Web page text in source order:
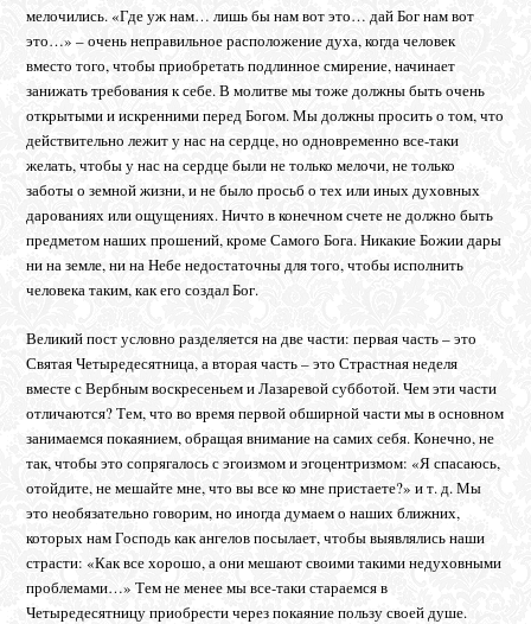
мелочились. «Где уж нам… лишь бы нам вот это… дай Бог нам вот
это…» – очень неправильное расположение духа, когда человек
вместо того, чтобы приобретать подлинное смирение, начинает
занижать требования к себе. В молитве мы тоже должны быть очень
открытыми и искренними перед Богом. Мы должны просить о том, что
действительно лежит у нас на сердце, но одновременно все-таки
желать, чтобы у нас на сердце были не только мелочи, не только
заботы о земной жизни, и не было просьб о тех или иных духовных
дарованиях или ощущениях. Ничто в конечном счете не должно быть
предметом наших прошений, кроме Самого Бога. Никакие Божии дары
ни на земле, ни на Небе недостаточны для того, чтобы исполнить
человека таким, как его создал Бог.
Великий пост условно разделяется на две части: первая часть – это
Святая Четыредесятница, а вторая часть – это Страстная неделя
вместе с Вербным воскресеньем и Лазаревой субботой. Чем эти части
отличаются? Тем, что во время первой обширной части мы в основном
занимаемся покаянием, обращая внимание на самих себя. Конечно, не
так, чтобы это сопрягалось с эгоизмом и эгоцентризмом: «Я спасаюсь,
отойдите, не мешайте мне, что вы все ко мне пристаете?» и т. д. Мы
это необязательно говорим, но иногда думаем о наших ближних,
которых нам Господь как ангелов посылает, чтобы выявлялись наши
страсти: «Как все хорошо, а они мешают своими такими недуховными
проблемами…» Тем не менее мы все-таки стараемся в
Четыредесятницу приобрести через покаяние пользу своей душе.